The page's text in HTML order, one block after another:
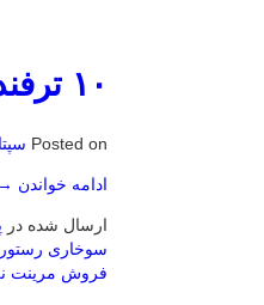
۱۰ ترفند برای مدیریت موفق رستوران
Posted on
ادامه خواندن →
ارسال شده در
سوخاری
فروش مرینت